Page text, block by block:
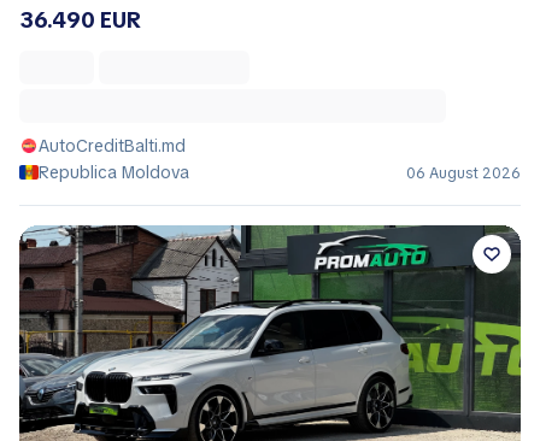
36.490 EUR
AutoCreditBalti.md
Republica Moldova
06 August 2026